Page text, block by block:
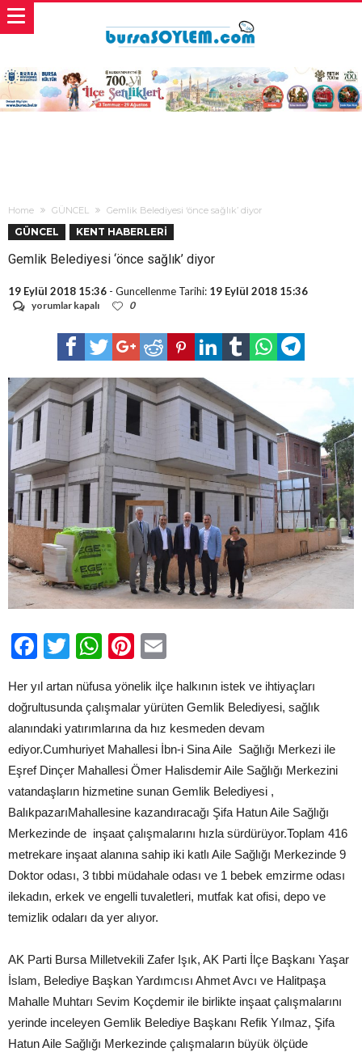
Home GÜNCEL Gemlik Belediyesi ‘önce sağlık’ diyor
GÜNCEL KENT HABERLERİ
Gemlik Belediyesi ‘önce sağlık’ diyor
19 Eylül 2018 15:36 - Guncellenme Tarihi: 19 Eylül 2018 15:36
Gemlik
yorumlar kapalı 0
Facebook
TwitterWhatsApp
Pinterest
Her yıl artan nüfusa yönelik ilçe halkının istek ve ihtiyaçları
doğrultusunda çalışmalar yürüten Gemlik Belediyesi, sağlık
alanındaki yatırımlarına da hız kesmeden devam
ediyor.Cumhuriyet Mahallesi İbn-i Sina Aile Sağlığı Merkezi ile
Eşref Dinçer Mahallesi Ömer Halisdemir Aile Sağlığı Merkezini
vatandaşların hizmetine sunan Gemlik Belediyesi ,
BalıkpazarıMahallesine kazandıracağı Şifa Hatun Aile Sağlığı
Merkezinde de inşaat çalışmalarını hızla sürdürüyor.Toplam 416
metrekare inşaat alanına sahip iki katlı Aile Sağlığı Merkezinde 9
Doktor odası, 3 tıbbi müdahale odası ve 1 bebek emzirme odası
ilekadın, erkek ve engelli tuvaletleri, mutfak kat ofisi, depo ve
temizlik odaları da yer alıyor.
AK Parti Bursa Milletvekili Zafer Işık, AK Parti İlçe Başkanı Yaşar
İslam, Belediye Başkan Yardımcısı Ahmet Avcı ve Halitpaşa
Mahalle Muhtarı Sevim Koçdemir ile birlikte inşaat çalışmalarını
yerinde inceleyen Gemlik Belediye Başkanı Refik Yılmaz, Şifa
Hatun Aile Sağlığı Merkezinde çalışmaların büyük ölçüde